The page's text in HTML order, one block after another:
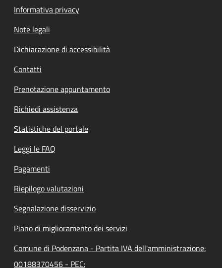
Informativa privacy
Note legali
Dichiarazione di accessibilità
Contatti
Prenotazione appuntamento
Richiedi assistenza
Statistiche del portale
Leggi le FAQ
Pagamenti
Riepilogo valutazioni
Segnalazione disservizio
Piano di miglioramento dei servizi
Comune di Podenzana - Partita IVA dell'amministrazione:
00188370456 - PEC: